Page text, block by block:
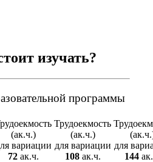
изучать?
программы
(ак.ч.)
вариации
72ак.ч.
Трудоекмость
(ак.ч.)
для вариации
108ак.ч.
для
144